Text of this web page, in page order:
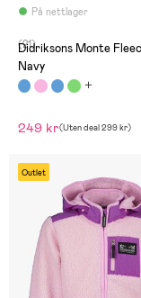
På nettlager
(21)
Didriksons Monte
Navy
249 kr(Uten deal299 kr)
Outlet